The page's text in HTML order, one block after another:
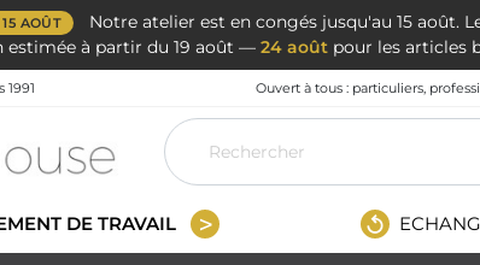
AOÛT Notre atelier est en congés jusqu'au 15
estimée à partir du 19 août — 24 août pour les articles
Ouvert à tous : particuliers,
DE TRAVAIL